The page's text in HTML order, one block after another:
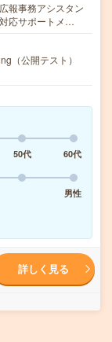
報事務アシスタン
応サポートメ…
（公開テスト）
50代
60代
男性
詳しく見る